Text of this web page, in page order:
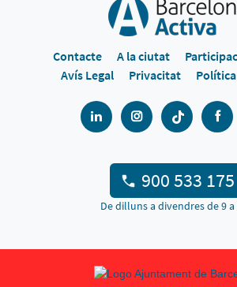
Contacte A la ciutat
Avís Legal
Privacitat
900 533 175
De dilluns a divendres de 9 a